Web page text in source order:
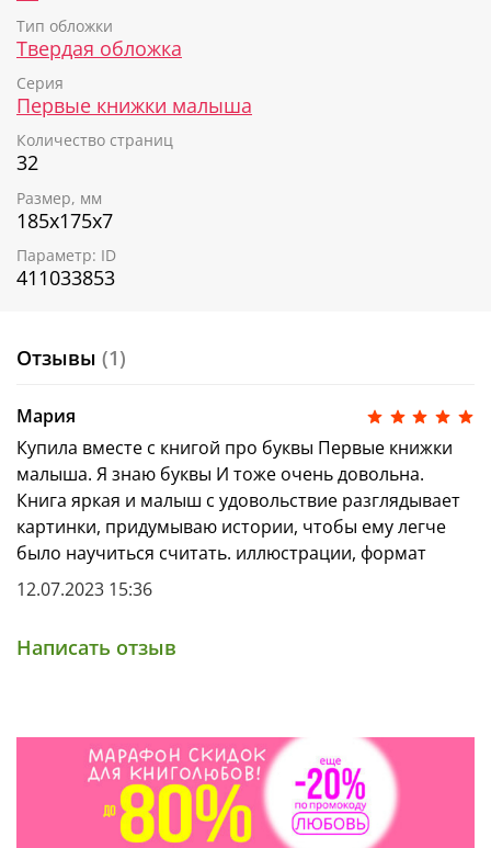
Тип обложки
Твердая обложка
Серия
Первые книжки малыша
Количество страниц
32
Размер, мм
185х175х7
Параметр: ID
411033853
Отзывы (1)
Мария
Купила вместе с книгой про буквы Первые книжки
малыша. Я знаю буквы И тоже очень довольна.
Книга яркая и малыш с удовольствие разглядывает
картинки, придумываю истории, чтобы ему легче
было научиться считать. иллюстрации, формат
12.07.2023 15:36
Написать отзыв